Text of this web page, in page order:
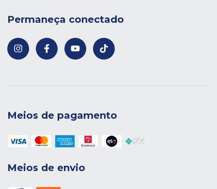
Permaneça conectado
Meios de pagamento
Meios de envio